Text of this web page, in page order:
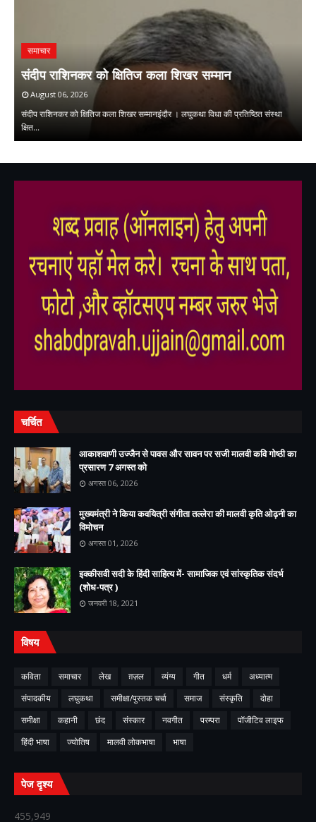
समाचार
संदीप राशिनकर को क्षितिज कला शिखर सम्मान
August 06, 2026
संदीप राशिनकर को क्षितिज कला शिखर सम्मानइंदौर । लघुकथा विधा की प्रतिष्ठित संस्था
क्षित…
चर्चित
आकाशवाणी उज्जैन से पावस और सावन पर सजी मालवी कवि गोष्ठी का
प्रसारण 7 अगस्त को
अगस्त 06, 2026
मुख्यमंत्री ने किया कवयित्री संगीता तल्लेरा की मालवी कृति ओढ़नी का
विमोचन
अगस्त 01, 2026
इक्कीसवी सदी के हिंदी साहित्य में- सामाजिक एवं सांस्कृतिक संदर्भ
(शोध-पत्र )
जनवरी 18, 2021
विषय
कविता समाचार लेख ग़ज़ल व्यंग्य गीत धर्म
अध्यात्म
संपादकीय
लघुकथा समीक्षा/पुस्तक चर्चा समाज संस्कृति
दोहा
समीक्षा
कहानी छंद संस्कार नवगीत परम्परा
पॉजीटिव लाइफ
हिंदी भाषा
ज्योतिष मालवी लोकभाषा भाषा
पेज दृश्य
455,949